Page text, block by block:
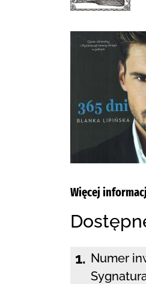
Więcej
1. Numer